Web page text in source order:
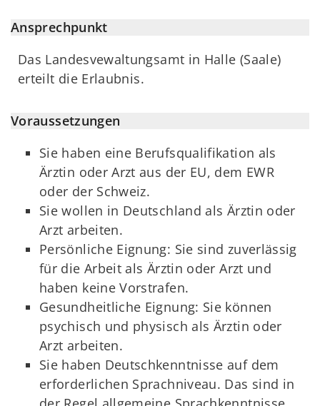
Ansprechpunkt
Das Landesvewaltungsamt in Halle (Saale)
erteilt die Erlaubnis.
Voraussetzungen
Sie haben eine Berufsqualifikation als
Ärztin oder Arzt aus der EU, dem EWR
oder der Schweiz.
Sie wollen in Deutschland als Ärztin oder
Arzt arbeiten.
Persönliche Eignung: Sie sind zuverlässig
für die Arbeit als Ärztin oder Arzt und
haben keine Vorstrafen.
Gesundheitliche Eignung: Sie können
psychisch und physisch als Ärztin oder
Arzt arbeiten.
Sie haben Deutschkenntnisse auf dem
erforderlichen Sprachniveau. Das sind in